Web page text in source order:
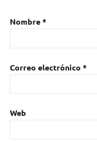
Nombre*
Correo electrónico *
Web